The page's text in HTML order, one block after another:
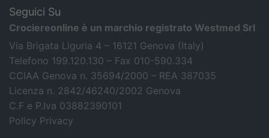
Seguici Su
Crociereonline è un marchio registrato Westmed Srl
Via Brigata Liguria 4 – 16121 Genova (Italy)
Telefono 199.120.130 – Fax 010-590.334
CCIAA Genova n. 35694/2000 – REA 387035
Licenza n. 2842/46240/2002 Genova
C.F e P.Iva 03882390101
Policy Privacy